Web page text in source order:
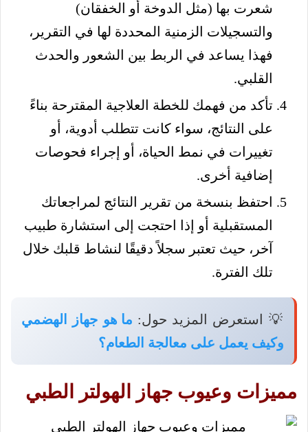
شعرت بها (مثل الدوخة أو الخفقان)
والتسجيلات الزمنية المحددة لها في التقرير،
فهذا يساعد في الربط بين الشعور والحدث
القلبي.
تأكد من فهمك للخطة العلاجية المقترحة بناءً
على النتائج، سواء كانت تتطلب أدوية، أو
تغييرات في نمط الحياة، أو إجراء فحوصات
إضافية أخرى.
احتفظ بنسخة من تقرير النتائج لمراجعاتك
المستقبلية أو إذا احتجت إلى استشارة طبيب
آخر، حيث تعتبر سجلاً دقيقًا لنشاط قلبك خلال
تلك الفترة.
💡 استعرض المزيد حول: ما هو جهاز الهضمي
وكيف يعمل على معالجة الطعام؟
مميزات وعيوب جهاز الهولتر الطبي